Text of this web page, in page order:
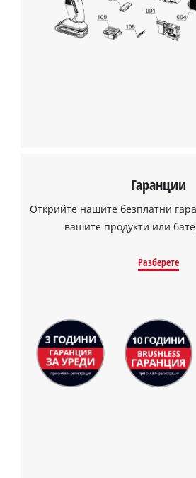
This content is not
to trackers that are
visitor. The website
Гаранции
Открийте нашите безплатни
вашите продукти или
Разберете